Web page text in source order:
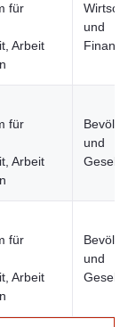
für
Arbeit
und
für
Arbeit
und
für
Arbeit
und